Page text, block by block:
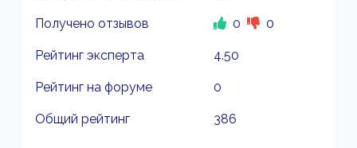
Получено отзывов 0 0
Рейтинг эксперта 4.50
Рейтинг на форуме 0
Общий рейтинг 386